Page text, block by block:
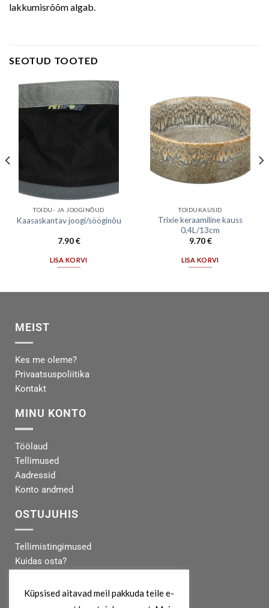
lakkumisrõõm algab.
SEOTUD TOOTED
TOIDU- JA JOOGINÕUD
Kaasaskantav joogi/sööginõu
7.90€
LISA KORVI
TOIDUKAUSID
Trixie keraamiline kauss
0,4L/13cm
9.70€
LISA KORVI
MEIST
Kes me oleme?
Privaatsuspoliitika
Kontakt
MINU KONTO
Töölaud
Tellimused
Aadressid
Konto andmed
OSTUJUHIS
Tellimistingimused
Kuidas osta?
Tarneinfo
Küpsised aitavad meil pakkuda teile e-